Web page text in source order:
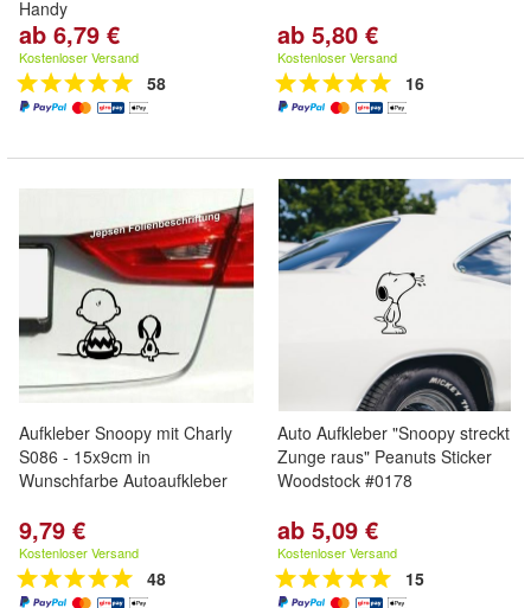
Handy
ab 6,79 €
Kostenloser Versand
58
ab 5,80 €
Kostenloser Versand
16
Aufkleber Snoopy mit Charly
S086 - 15x9cm in
Wunschfarbe Autoaufkleber
9,79 €
Kostenloser Versand
48
Auto Aufkleber "Snoopy streckt
Zunge raus" Peanuts Sticker
Woodstock #0178
ab 5,09 €
Kostenloser Versand
15